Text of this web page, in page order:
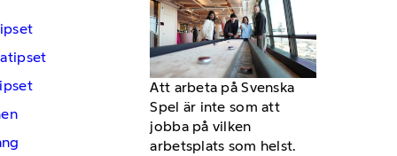
Att arbeta på Svenska
Spel är inte som att
jobba på vilken
arbetsplats som helst.